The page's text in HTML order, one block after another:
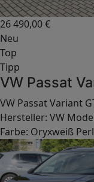
26 490,00€
Neu
Top
Tipp
VW Passat
VW Passat Variant
Hersteller: VW
Farbe: Oryxweiß